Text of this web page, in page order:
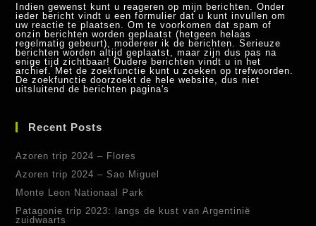
Indien gewenst kunt u reageren op mijn berichten. Onder
ieder bericht vindt u een formulier dat u kunt invullen om
uw reactie te plaatsen. Om te voorkomen dat spam of
onzin berichten worden geplaatst (hetgeen helaas
regelmatig gebeurt), modereer ik de berichten. Serieuze
berichten worden altijd geplaatst, maar zijn dus pas na
enige tijd zichtbaar! Oudere berichten vindt u in het
archief. Met de zoekfunctie kunt u zoeken op trefwoorden.
De zoekfunctie doorzoekt de hele website, dus niet
uitsluitend de berichten pagina's
Recent Posts
Azoren trip 2024 – Flores
Azoren trip 2024 – Sao Miguel
Monte Leon Nationaal Park
Patagonie trip 2023: langs de kust van Argentinië
zuidwaarts